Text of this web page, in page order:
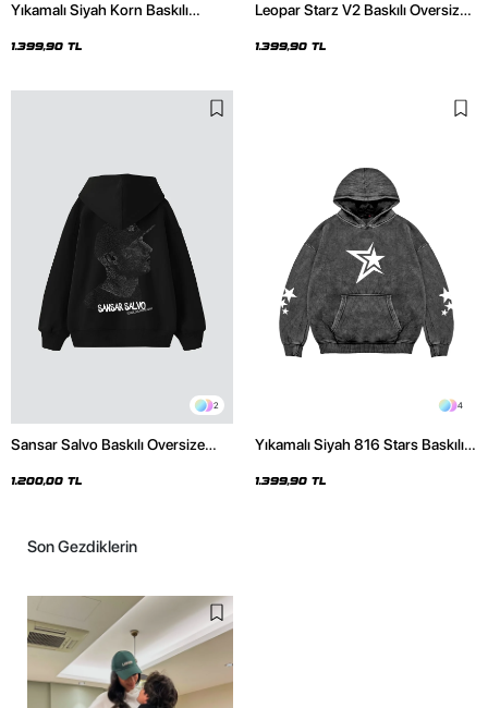
Yıkamalı Siyah Korn Baskılı
1.399,90 TL
Leopar Starz V2 Baskılı Oversize
Hoodie
1.399,90 TL
2
Sansar Salvo Baskılı Oversize
1.200,00 TL
4
Yıkamalı Siyah 816 Stars Baskılı
1.399,90 TL
Son Gezdiklerin